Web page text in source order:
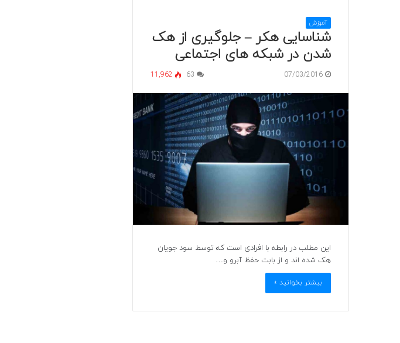
آموزش
شناسایی هکر – جلوگیری از هک
شدن در شبکه های اجتماعی
07/03/2016
63
11,962
این مطلب در رابطه با افرادی است که توسط سود جویان
هک شده اند و از بابت حفظ آبرو و…
بیشتر بخوانید »